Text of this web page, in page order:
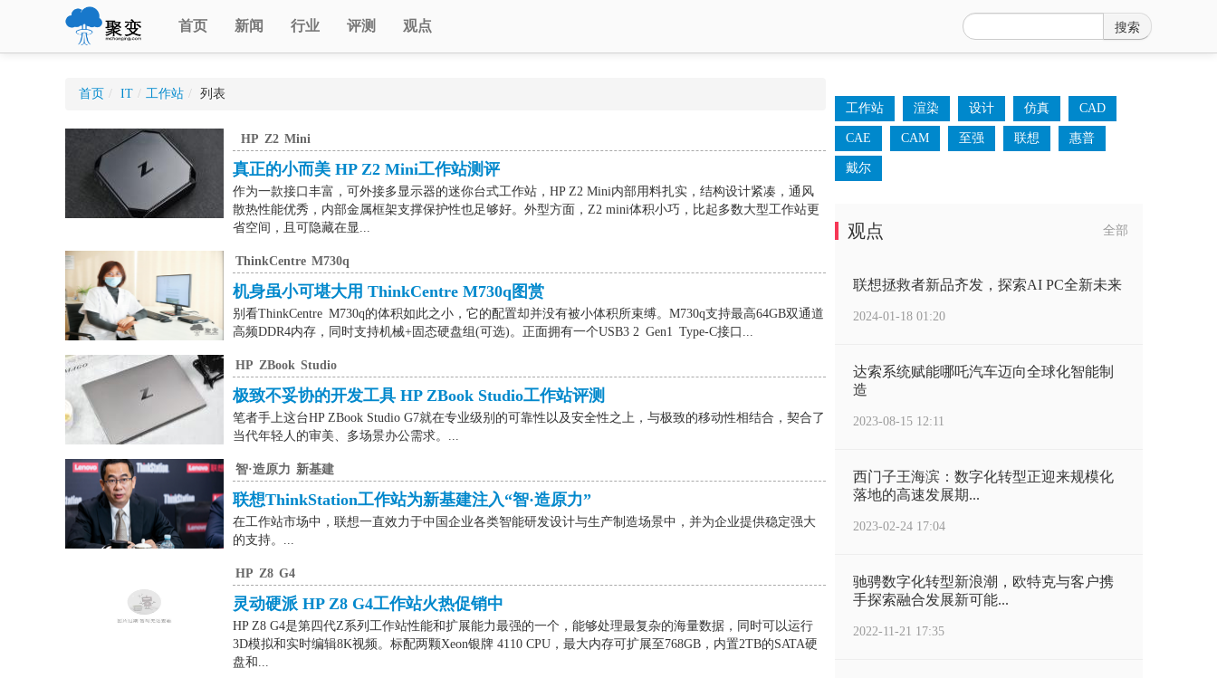
搜索
首页 新闻 行业 评测 观点
首页 / IT / 工作站 / 列表
HP Z2 Mini
真正的小而美 HP Z2 Mini工作站测评
作为一款接口丰富，可外接多显示器的迷你台式工作站，HP Z2 Mini内部用料扎实，结构设计紧凑，通风
散热性能优秀，内部金属框架支撑保护性也足够好。外型方面，Z2 mini体积小巧，比起多数大型工作站更
省空间，且可隐藏在显...
ThinkCentre M730q
机身虽小可堪大用 ThinkCentre M730q图赏
别看ThinkCentre M730q的体积如此之小，它的配置却并没有被小体积所束缚。M730q支持最高64GB双通道
高频DDR4内存，同时支持机械+固态硬盘组(可选)。正面拥有一个USB3 2 Gen1 Type-C接口...
HP ZBook Studio
极致不妥协的开发工具 HP ZBook Studio工作站评测
笔者手上这台HP ZBook Studio G7就在专业级别的可靠性以及安全性之上，与极致的移动性相结合，契合了
当代年轻人的审美、多场景办公需求。...
智·造原力 新基建
联想ThinkStation工作站为新基建注入“智·造原力”
在工作站市场中，联想一直效力于中国企业各类智能研发设计与生产制造场景中，并为企业提供稳定强大
的支持。...
HP Z8 G4
灵动硬派 HP Z8 G4工作站火热促销中
HP Z8 G4是第四代Z系列工作站性能和扩展能力最强的一个，能够处理最复杂的海量数据，同时可以运行
3D模拟和实时编辑8K视频。标配两颗Xeon银牌 4110 CPU，最大内存可扩展至768GB，内置2TB的SATA硬
盘和...
工作站 渲染 设计 仿真 CAD
CAE CAM 至强 联想 惠普
戴尔
全部
观点
联想拯救者新品齐发，探索AI PC全新未来
2024-01-18 01:20
达索系统赋能哪吒汽车迈向全球化智能制
造
2023-08-15 12:11
西门子王海滨：数字化转型正迎来规模化
落地的高速发展期...
2023-02-24 17:04
驰骋数字化转型新浪潮，欧特克与客户携
手探索融合发展新可能...
2022-11-21 17:35